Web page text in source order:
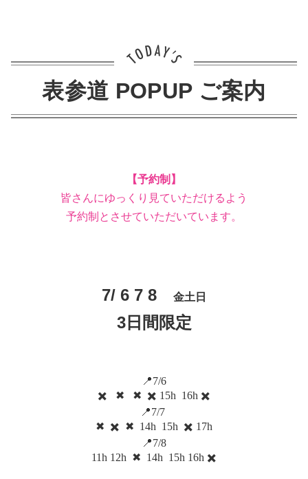
表参道 POPUP ご案内
【予約制】
皆さんにゆっくり見ていただけるよう
予約制とさせていただいています。
7/ 6 7 8 金土日
3日間限定
📍7/6
✖️
✖︎ ✖︎ ✖️ 15h 16h ✖️
📍7/7
✖︎ ✖️ ✖︎ 14h 15h ✖️ 17h
📍7/8
11h 12h ✖︎ 14h 15h 16h ✖️